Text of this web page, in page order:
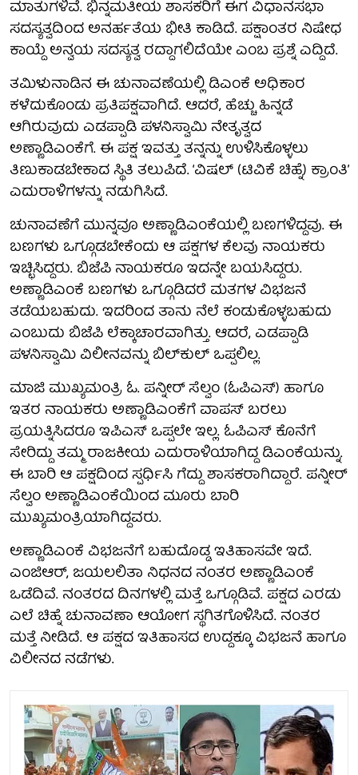
ಮಾತುಗಳಿವೆ. ಭಿನ್ನಮತೀಯ ಶಾಸಕರಿಗೆ ಈಗ ವಿಧಾನಸಭಾ
ಸದಸ್ಯತ್ವದಿಂದ ಅನರ್ಹತೆಯ ಭೀತಿ ಕಾಡಿದೆ. ಪಕ್ಷಾಂತರ ನಿಷೇಧ
ಕಾಯ್ದೆ ಅನ್ವಯ ಸದಸ್ಯತ್ವ ರದ್ದಾಗಲಿದೆಯೇ ಎಂಬ ಪ್ರಶ್ನೆ ಎದ್ದಿದೆ.
ತಮಿಳುನಾಡಿನ ಈ ಚುನಾವಣೆಯಲ್ಲಿ ಡಿಎಂಕೆ ಅಧಿಕಾರ
ಕಳೆದುಕೊಂಡು ಪ್ರತಿಪಕ್ಷವಾಗಿದೆ. ಆದರೆ, ಹೆಚ್ಚು ಹಿನ್ನಡೆ
ಆಗಿರುವುದು ಎಡಪ್ಪಾಡಿ ಪಳನಿಸ್ವಾಮಿ ನೇತೃತ್ವದ
ಅಣ್ಣಾಡಿಎಂಕೆಗೆ. ಈ ಪಕ್ಷ ಇವತ್ತು ತನ್ನನ್ನು ಉಳಿಸಿಕೊಳ್ಳಲು
ತಿಣುಕಾಡಬೇಕಾದ ಸ್ಥಿತಿ ತಲುಪಿದೆ. ‘ವಿಷಲ್‌ (ಟಿವಿಕೆ ಚಿಹ್ನೆ) ಕ್ರಾಂತಿ’
ಎದುರಾಳಿಗಳನ್ನು ನಡುಗಿಸಿದೆ.
ಚುನಾವಣೆಗೆ ಮುನ್ನವೂ ಅಣ್ಣಾಡಿಎಂಕೆಯಲ್ಲಿ ಬಣಗಳಿದ್ದವು. ಈ
ಬಣಗಳು ಒಗ್ಗೂಡಬೇಕೆಂದು ಆ ಪಕ್ಷಗಳ ಕೆಲವು ನಾಯಕರು
ಇಚ್ಛಿಸಿದ್ದರು. ಬಿಜೆಪಿ ನಾಯಕರೂ ಇದನ್ನೇ ಬಯಸಿದ್ದರು.
ಅಣ್ಣಾಡಿಎಂಕೆ ಬಣಗಳು ಒಗ್ಗೂಡಿದರೆ ಮತಗಳ ವಿಭಜನೆ
ತಡೆಯಬಹುದು. ಇದರಿಂದ ತಾನು ನೆಲೆ ಕಂಡುಕೊಳ್ಳಬಹುದು
ಎಂಬುದು ಬಿಜೆಪಿ ಲೆಕ್ಕಾಚಾರವಾಗಿತ್ತು. ಆದರೆ, ಎಡಪ್ಪಾಡಿ
ಪಳನಿಸ್ವಾಮಿ ವಿಲೀನವನ್ನು ಬಿಲ್‌ಕುಲ್‌ ಒಪ್ಪಲಿಲ್ಲ.
ಮಾಜಿ ಮುಖ್ಯಮಂತ್ರಿ ಓ. ಪನ್ನೀರ್‌ ಸೆಲ್ವಂ (ಓಪಿಎಸ್‌) ಹಾಗೂ
ಇತರ ನಾಯಕರು ಅಣ್ಣಾಡಿಎಂಕೆಗೆ ವಾಪಸ್‌ ಬರಲು
ಪ್ರಯತ್ನಿಸಿದರೂ ಇಪಿಎಸ್ ಒಪ್ಪಲೇ ಇಲ್ಲ. ಓಪಿಎಸ್‌ ಕೊನೆಗೆ
ಸೇರಿದ್ದು ತಮ್ಮ ರಾಜಕೀಯ ಎದುರಾಳಿಯಾಗಿದ್ದ ಡಿಎಂಕೆಯನ್ನು.
ಈ ಬಾರಿ ಆ ಪಕ್ಷದಿಂದ ಸ್ಪರ್ಧಿಸಿ ಗೆದ್ದು ಶಾಸಕರಾಗಿದ್ದಾರೆ. ಪನ್ನೀರ್‌
ಸೆಲ್ವಂ ಅಣ್ಣಾಡಿಎಂಕೆಯಿಂದ ಮೂರು ಬಾರಿ
ಮುಖ್ಯಮಂತ್ರಿಯಾಗಿದ್ದವರು.
ಅಣ್ಣಾಡಿಎಂಕೆ ವಿಭಜನೆಗೆ ಬಹುದೊಡ್ಡ ಇತಿಹಾಸವೇ ಇದೆ.
ಎಂಜಿಆರ್‌, ಜಯಲಲಿತಾ ನಿಧನದ ನಂತರ ಅಣ್ಣಾಡಿಎಂಕೆ
ಒಡೆದಿವೆ. ನಂತರದ ದಿನಗಳಲ್ಲಿ ಮತ್ತೆ ಒಗ್ಗೂಡಿವೆ. ಪಕ್ಷದ ಎರಡು
ಎಲೆ ಚಿಹ್ನೆ ಚುನಾವಣಾ ಆಯೋಗ ಸ್ಥಗಿತಗೊಳಿಸಿದೆ. ನಂತರ
ಮತ್ತೆ ನೀಡಿದೆ. ಆ ಪಕ್ಷದ ಇತಿಹಾಸದ ಉದ್ದಕ್ಕೂ ವಿಭಜನೆ ಹಾಗೂ
ವಿಲೀನದ ನಡೆಗಳು.